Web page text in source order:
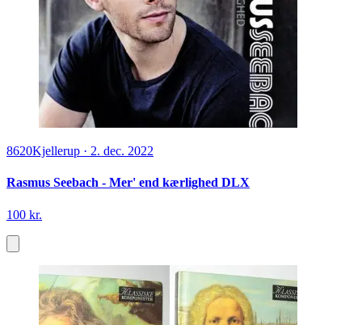
8620Kjellerup · 2. dec. 2022
Rasmus Seebach - Mer' end kærlighed DLX
100 kr.